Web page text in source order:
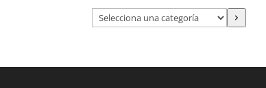
Selecciona
una